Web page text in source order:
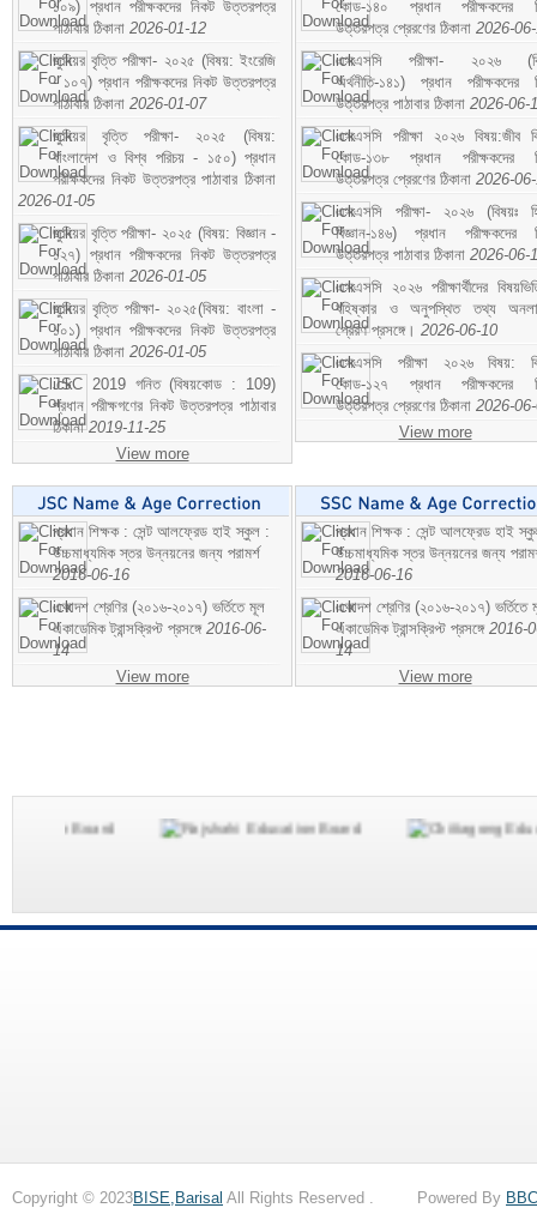
১০৯) প্রধান পরীক্ষকদের নিকট উত্তরপত্র
পাঠাবার ঠিকানা 2026-01-12
জুনিয়র বৃত্তি পরীক্ষা- ২০২৫ (বিষয়: ইংরেজি
- ১০৭) প্রধান পরীক্ষকদের নিকট উত্তরপত্র
পাঠাবার ঠিকানা 2026-01-07
জুনিয়র বৃত্তি পরীক্ষা- ২০২৫ (বিষয়:
বাংলাদেশ ও বিশ্ব পরিচয় - ১৫০) প্রধান
পরীক্ষকদের নিকট উত্তরপত্র পাঠাবার ঠিকানা
2026-01-05
জুনিয়র বৃত্তি পরীক্ষা- ২০২৫ (বিষয়: বিজ্ঞান -
১২৭) প্রধান পরীক্ষকদের নিকট উত্তরপত্র
পাঠাবার ঠিকানা 2026-01-05
জুনিয়র বৃত্তি পরীক্ষা- ২০২৫(বিষয়: বাংলা -
১০১) প্রধান পরীক্ষকদের নিকট উত্তরপত্র
পাঠাবার ঠিকানা 2026-01-05
JSC 2019 গনিত (বিষয়কোড : 109)
প্রধান পরীক্ষগণের নিকট উত্তরপত্র পাঠাবার
ঠিকানা2019-11-25
View more
কোড-১৪০ প্রধান পরীক্ষকদের
উত্তরপত্র প্রেরণের ঠিকানা 2026-
এসএসসি পরীক্ষা- ২০২৬
অর্থনীতি-১৪১) প্রধান পরীক্ষকদের
উত্তরপত্র পাঠাবার ঠিকানা 2026-06-
এসএসসি পরীক্ষা ২০২৬ বিষয়:জীব
কোড-১৩৮ প্রধান পরীক্ষকদের
উত্তরপত্র প্রেরণের ঠিকানা 2026-
এসএসসি পরীক্ষা- ২০২৬ (বিষয়ঃ
বিজ্ঞান-১৪৬) প্রধান পরীক্ষকদের
উত্তরপত্র পাঠাবার ঠিকানা 2026-06-
এসএসসি ২০২৬ পরীক্ষার্থীদের
বহিষ্কার ও অনুপস্থিত তথ্য
প্রেরণ প্রসঙ্গে। 2026-06-10
এসএসসি পরীক্ষা ২০২৬ বিষয়:
কোড-১২৭ প্রধান পরীক্ষকদের
উত্তরপত্র প্রেরণের ঠিকানা 2026-
View more
প্রধান শিক্ষক : সেন্ট আলফ্রেড হাই স্কুল :
উচ্চমাধ্যমিক স্তর উন্নয়নের জন্য পরামর্শ
2016-06-16
একাদশ শ্রেণির (২০১৬-২০১৭) ভর্তিতে মূল
একাডেমিক ট্রান্সক্রিপ্ট প্রসঙ্গে 2016-06-
14
View more
প্রধান শিক্ষক : সেন্ট আলফ্রেড হাই
উচ্চমাধ্যমিক স্তর উন্নয়নের জন্য
2016-06-16
একাদশ শ্রেণির (২০১৬-২০১৭) ভর্তিতে
একাডেমিক ট্রান্সক্রিপ্ট প্রসঙ্গে 2016-
14
View more
Copyright © 2023BISE,Barisal All Rights Reserved . Powered By